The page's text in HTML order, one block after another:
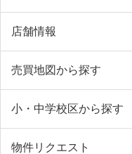
店舗情報
売買地図から探す
小・中学校区から探す
物件リクエスト